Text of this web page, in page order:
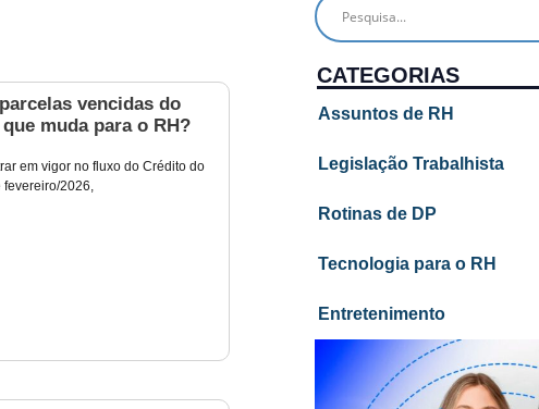
vencidas do
muda para o RH?
em vigor no fluxo do Crédito do
fevereiro/2026,
CATEGORIAS
Assuntos de RH
Legislação Trabalhista
Rotinas de DP
Tecnologia para o RH
Entretenimento